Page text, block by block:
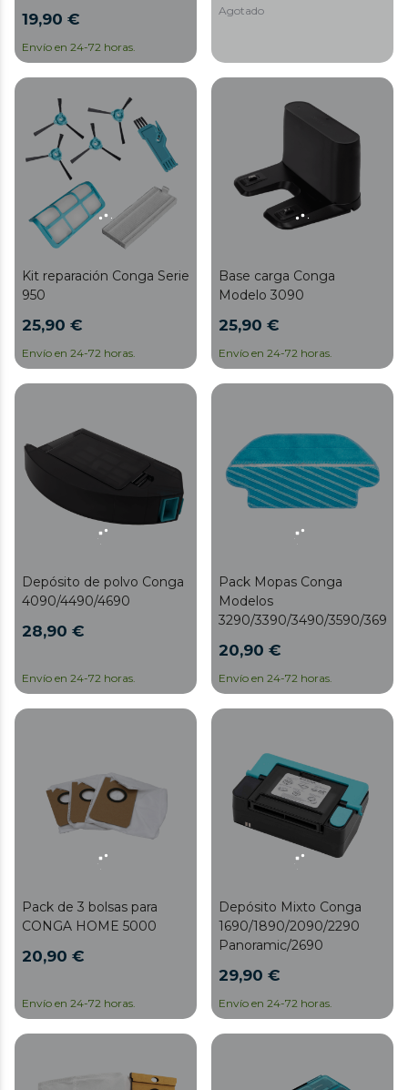
19,90 €
Envío en 24-72 horas.
890, Conga Slim Wet y
Agotado
Kit reparación Conga Serie
950
25,90 €
Envío en 24-72 horas.
Base carga Conga
Modelo 3090
25,90 €
Envío en 24-72 horas.
Depósito de polvo Conga
4090/4490/4690
28,90 €
Envío en 24-72 horas.
Pack Mopas Conga
Modelos
3290/3390/3490/3590/3690/
20,90 €
Envío en 24-72 horas.
Pack de 3 bolsas para
CONGA HOME 5000
20,90 €
Envío en 24-72 horas.
Depósito Mixto Conga
1690/1890/2090/2290
Panoramic/2690
29,90 €
Envío en 24-72 horas.